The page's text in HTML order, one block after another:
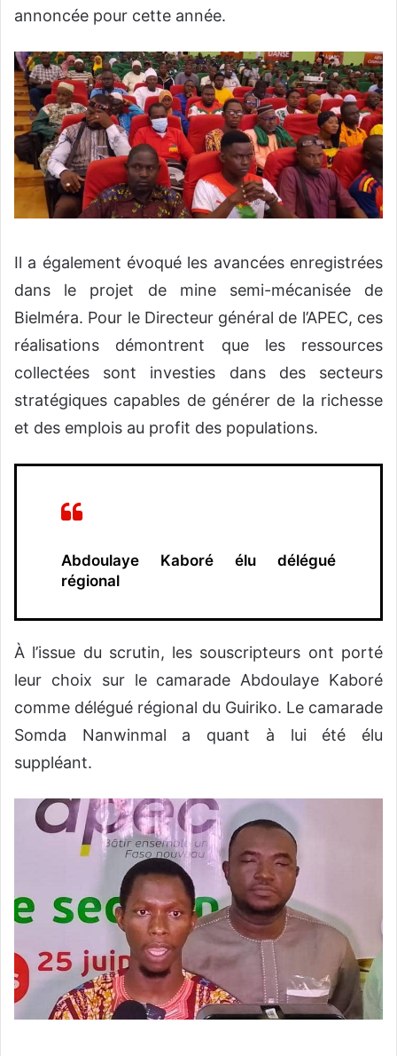
annoncée pour cette année.
Il a également évoqué les avancées enregistrées
dans le projet de mine semi-mécanisée de
Bielméra. Pour le Directeur général de l’APEC, ces
réalisations démontrent que les ressources
collectées sont investies dans des secteurs
stratégiques capables de générer de la richesse
et des emplois au profit des populations.
Abdoulaye Kaboré élu délégué
régional
À l’issue du scrutin, les souscripteurs ont porté
leur choix sur le camarade Abdoulaye Kaboré
comme délégué régional du Guiriko. Le camarade
Somda Nanwinmal a quant à lui été élu
suppléant.